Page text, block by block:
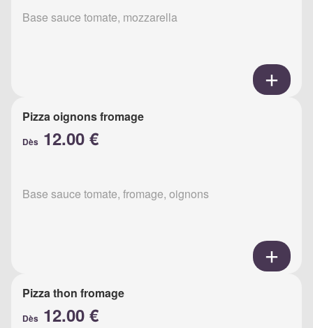
Base sauce tomate, mozzarella
Pizza oignons fromage
Dès 12.00 €
Base sauce tomate, fromage, oignons
Pizza thon fromage
Dès 12.00 €